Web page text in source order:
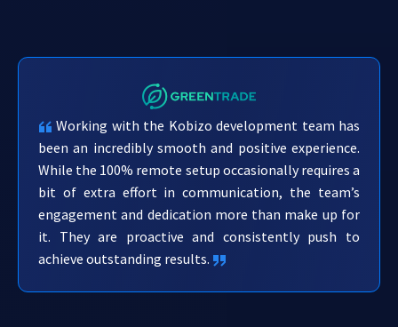
Working with the Kobizo development team has
been an incredibly smooth and positive experience.
While the 100% remote setup occasionally requires a
bit of extra effort in communication, the team’s
engagement and dedication more than make up for
it. They are proactive and consistently push to
achieve outstanding results.